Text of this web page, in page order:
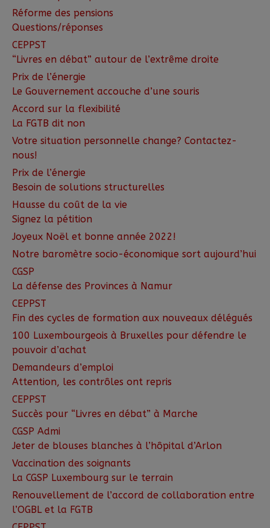
Réforme des pensions
Questions/réponses
CEPPST
“Livres en débat” autour de l’extrême droite
Prix de l’énergie
Le Gouvernement accouche d’une souris
Accord sur la flexibilité
La FGTB dit non
Votre situation personnelle change? Contactez-
nous!
Prix de l’énergie
Besoin de solutions structurelles
Hausse du coût de la vie
Signez la pétition
Joyeux Noël et bonne année 2022!
Notre baromètre socio-économique sort aujourd’hui
CGSP
La défense des Provinces à Namur
CEPPST
Fin des cycles de formation aux nouveaux délégués
100 Luxembourgeois à Bruxelles pour défendre le
pouvoir d’achat
Demandeurs d’emploi
Attention, les contrôles ont repris
CEPPST
Succès pour “Livres en débat” à Marche
CGSP Admi
Jeter de blouses blanches à l’hôpital d’Arlon
Vaccination des soignants
La CGSP Luxembourg sur le terrain
Renouvellement de l’accord de collaboration entre
l’OGBL et la FGTB